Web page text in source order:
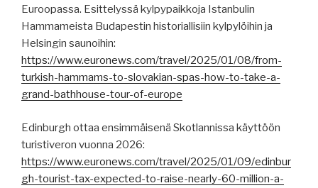
Euroopassa. Esittelyssä kylpypaikkoja Istanbulin
Hammameista Budapestin historiallisiin kylpylöihin ja
Helsingin saunoihin:
https://www.euronews.com/travel/2025/01/08/from-
turkish-hammams-to-slovakian-spas-how-to-take-a-
grand-bathhouse-tour-of-europe
Edinburgh ottaa ensimmäisenä Skotlannissa käyttöön
turistiveron vuonna 2026:
https://www.euronews.com/travel/2025/01/09/edinbur
gh-tourist-tax-expected-to-raise-nearly-60-million-a-